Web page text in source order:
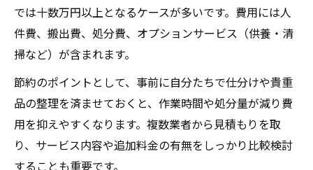
では十数万円以上となるケースが多いです。費用には人
件費、搬出費、処分費、オプションサービス（供養・清
掃など）が含まれます。
節約のポイントとして、事前に自分たちで仕分けや貴重
品の整理を済ませておくと、作業時間や処分量が減り費
用を抑えやすくなります。複数業者から見積もりを取
り、サービス内容や追加料金の有無をしっかり比較検討
することも重要です。